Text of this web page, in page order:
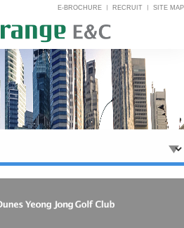
E-BROCHURE RECRUIT SITE MAP